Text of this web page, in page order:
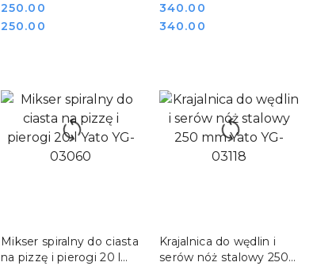
podgrzewacz 15 l
1800W Yato YG-04315
Cena:
250.00
Cena:
250.00
Cena:
340.00
Cena:
340.00
Mikser spiralny do ciasta
na pizzę i pierogi 20 l
DO KOSZYKA
Krajalnica do wędlin i
serów nóż stalowy 250
DO KOSZYKA